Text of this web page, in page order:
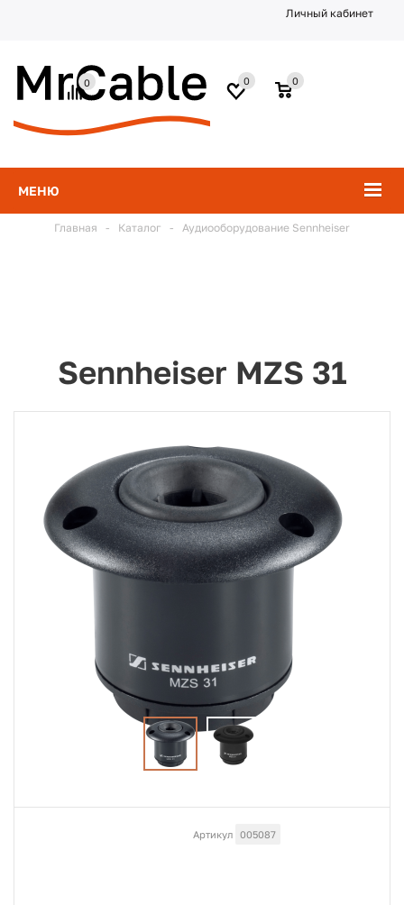
Личный кабинет
МЕНЮ
0
0
0
Главная - Каталог - Аудиооборудование Sennheiser
Sennheiser MZS 31
Артикул 005087